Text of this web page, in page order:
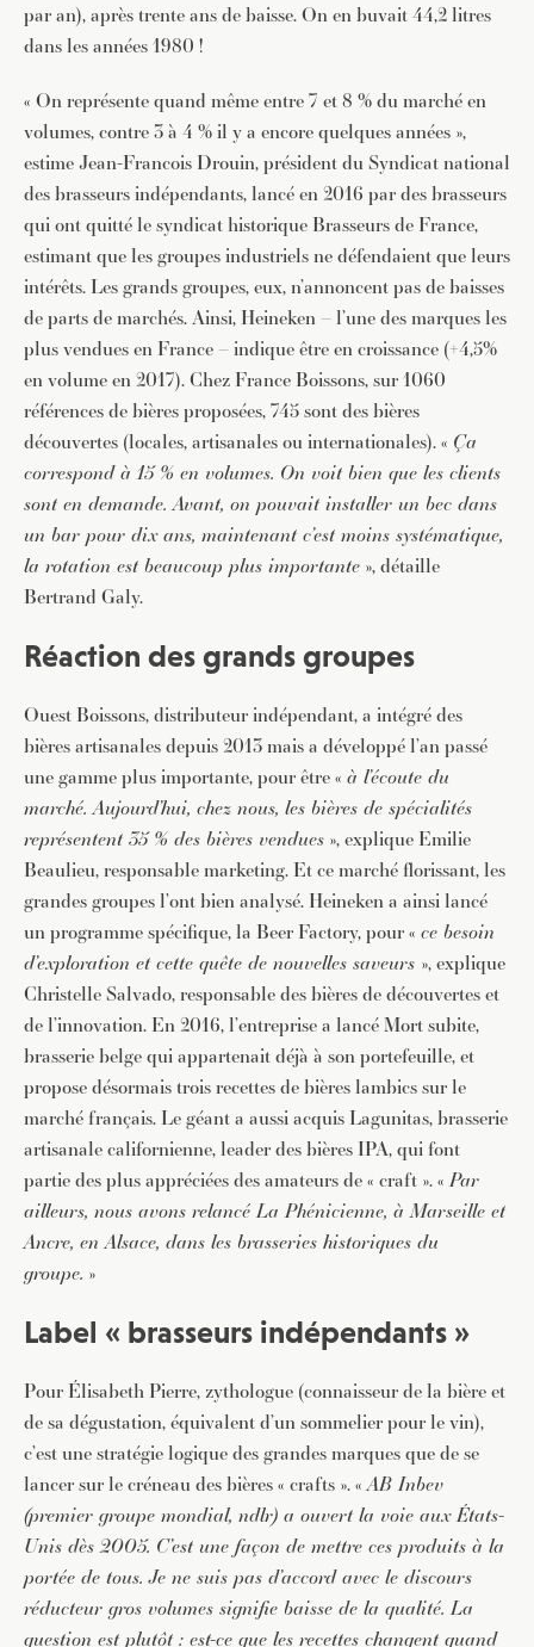
par an), après trente ans de baisse. On en buvait 44,2 litres
dans les années 1980 !
« On représente quand même entre 7 et 8 % du marché en
volumes, contre 3 à 4 % il y a encore quelques années »,
estime Jean-Francois Drouin, président du Syndicat national
des brasseurs indépendants, lancé en 2016 par des brasseurs
qui ont quitté le syndicat historique Brasseurs de France,
estimant que les groupes industriels ne défendaient que leurs
intérêts. Les grands groupes, eux, n’annoncent pas de baisses
de parts de marchés. Ainsi, Heineken – l’une des marques les
plus vendues en France – indique être en croissance (+4,5%
en volume en 2017). Chez France Boissons, sur 1060
références de bières proposées, 745 sont des bières
découvertes (locales, artisanales ou internationales). « Ça
correspond à 15 % en volumes. On voit bien que les clients
sont en demande. Avant, on pouvait installer un bec dans
un bar pour dix ans, maintenant c’est moins systématique,
la rotation est beaucoup plus importante », détaille
Bertrand Galy.
Réaction des grands groupes
Ouest Boissons, distributeur indépendant, a intégré des
bières artisanales depuis 2013 mais a développé l’an passé
une gamme plus importante, pour être « à l’écoute du
marché. Aujourd’hui, chez nous, les bières de spécialités
représentent 35 % des bières vendues », explique Emilie
Beaulieu, responsable marketing. Et ce marché florissant, les
grandes groupes l’ont bien analysé. Heineken a ainsi lancé
un programme spécifique, la Beer Factory, pour « ce besoin
d’exploration et cette quête de nouvelles saveurs », explique
Christelle Salvado, responsable des bières de découvertes et
de l’innovation. En 2016, l’entreprise a lancé Mort subite,
brasserie belge qui appartenait déjà à son portefeuille, et
propose désormais trois recettes de bières lambics sur le
marché français. Le géant a aussi acquis Lagunitas, brasserie
artisanale californienne, leader des bières IPA, qui font
partie des plus appréciées des amateurs de « craft ». «Par
ailleurs, nous avons relancé La Phénicienne, à Marseille et
Ancre, en Alsace, dans les brasseries historiques du
groupe. »
Label « brasseurs indépendants »
Pour Élisabeth Pierre, zythologue (connaisseur de la bière et
de sa dégustation, équivalent d’un sommelier pour le vin),
c’est une stratégie logique des grandes marques que de se
lancer sur le créneau des bières « crafts ». «AB Inbev
(premier groupe mondial, ndlr) a ouvert la voie aux États-
Unis dès 2005. C’est une façon de mettre ces produits à la
portée de tous. Je ne suis pas d’accord avec le discours
réducteur gros volumes signifie baisse de la qualité. La
question est plutôt : est-ce que les recettes changent quand